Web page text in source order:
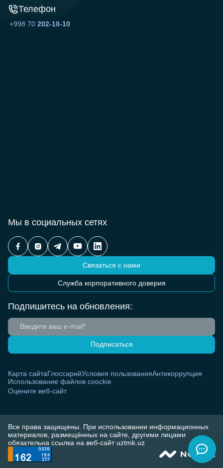
Телефон
+998 70202-10-10
Мы в социальных сетях
Связаться с нами
Служба корпоративного доверия
Подпишитесь на обновления:
Подписаться
Карта сайтаГлоссарийУсловия пользованияАнтикоррупция
Использование файлов coockie
Оцените веб-сайт
Все права защищены. При использовании информационных
материалов, размещённых на сайте, другими лицами
обязательна ссылка на веб-сайт uztmk.uz